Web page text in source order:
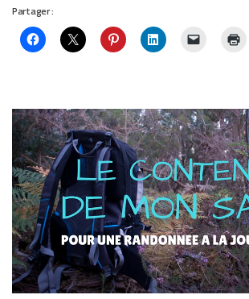
Partager :